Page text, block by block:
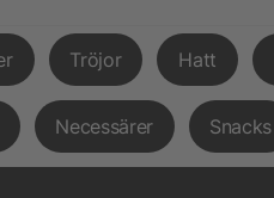
Tröjor Hatt
Necessärer Snacks